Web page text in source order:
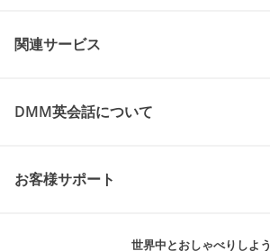
関連サービス
DMM英会話について
お客様サポート
世界中とおしゃべりしよう